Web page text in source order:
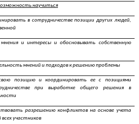
научиться
в сотрудничестве позиции других людей,
и интересы и обосновывать собственную
мнений и подходов к решению проблемы
позицию и координировать ее с позициями
при выработке общего решения в
разрешению конфликтов на основе учета
участников